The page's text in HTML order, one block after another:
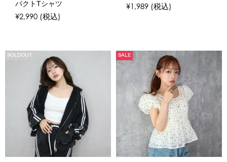
パクトTシャツ
¥2,990 (税込)
¥1,989 (税込)
SOLDOUT SALE